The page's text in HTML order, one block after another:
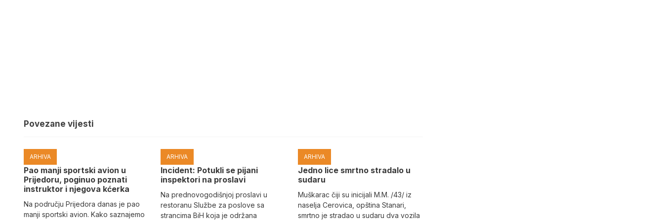
Povezane vijesti
ARHIVA
Pao manji sportski avion u
Prijedoru, poginuo poznati
instruktor i njegova kćerka
Na području Prijedora danas je pao
manji sportski avion. Kako saznajemo
ARHIVA
Incident: Potukli se pijani
inspektori na proslavi
Na prednovogodišnjoj proslavi u
restoranu Službe za poslove sa
strancima BiH koja je održana
ARHIVA
Јedno lice smrtno stradalo u
sudaru
Muškarac čiji su inicijali M.M. /43/ iz
naselja Cerovica, opština Stanari,
smrtno je stradao u sudaru dva vozila